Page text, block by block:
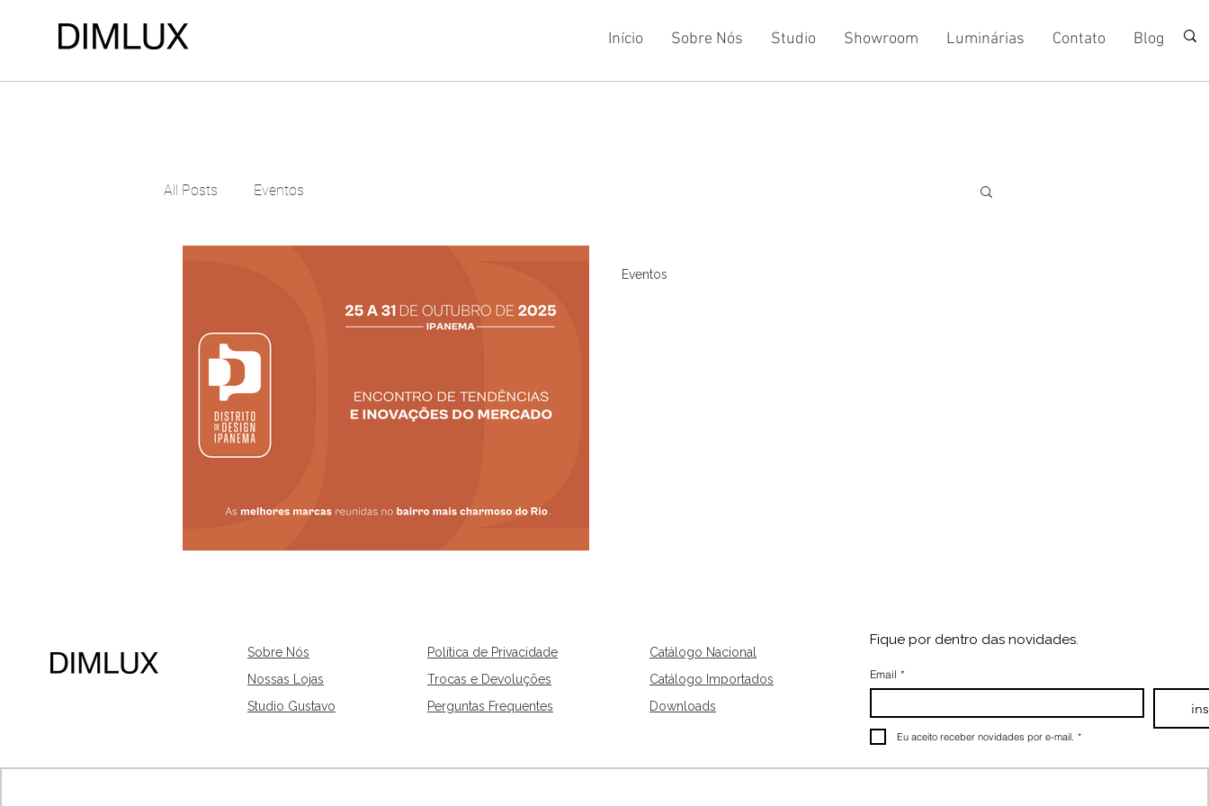
Início Sobre Nós Studio Showroom Luminárias Contato Blog
All Posts Eventos
Eventos
Sobre Nós
Nossas Lojas
Studio Gustavo
Política de Privacidade
Trocas e Devoluções
Perguntas Frequentes
Catálogo Nacional
Catálogo Importados
Downloads
Fique por dentro das novidades.
Email *
Eu aceito receber novidades por e-mail. *